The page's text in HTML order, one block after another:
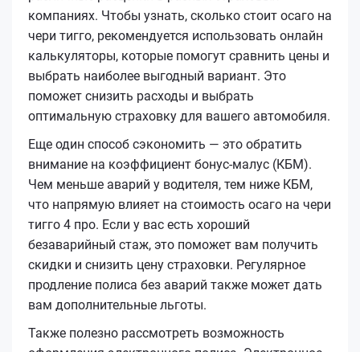
компаниях. Чтобы узнать, сколько стоит осаго на
чери тигго, рекомендуется использовать онлайн
калькуляторы, которые помогут сравнить цены и
выбрать наиболее выгодный вариант. Это
поможет снизить расходы и выбрать
оптимальную страховку для вашего автомобиля.
Еще один способ сэкономить — это обратить
внимание на коэффициент бонус-малус (КБМ).
Чем меньше аварий у водителя, тем ниже КБМ,
что напрямую влияет на стоимость осаго на чери
тигго 4 про. Если у вас есть хороший
безаварийный стаж, это поможет вам получить
скидки и снизить цену страховки. Регулярное
продление полиса без аварий также может дать
вам дополнительные льготы.
Также полезно рассмотреть возможность